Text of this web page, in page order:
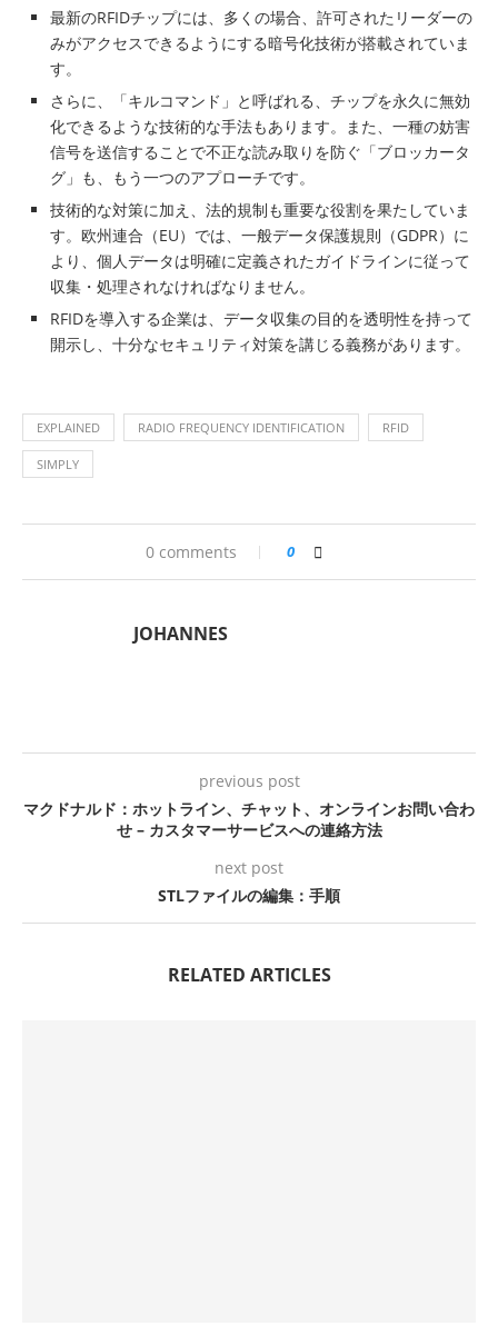
最新のRFIDチップには、多くの場合、許可されたリーダーの
みがアクセスできるようにする暗号化技術が搭載されていま
す。
さらに、「キルコマンド」と呼ばれる、チップを永久に無効
化できるような技術的な手法もあります。また、一種の妨害
信号を送信することで不正な読み取りを防ぐ「ブロッカータ
グ」も、もう一つのアプローチです。
技術的な対策に加え、法的規制も重要な役割を果たしていま
す。欧州連合（EU）では、一般データ保護規則（GDPR）に
より、個人データは明確に定義されたガイドラインに従って
収集・処理されなければなりません。
RFIDを導入する企業は、データ収集の目的を透明性を持って
開示し、十分なセキュリティ対策を講じる義務があります。
EXPLAINED RADIO FREQUENCY IDENTIFICATION RFID
SIMPLY
0 comments 0
JOHANNES
previous post
マクドナルド：ホットライン、チャット、オンラインお問い合わ
せ – カスタマーサービスへの連絡方法
next post
STLファイルの編集：手順
RELATED ARTICLES